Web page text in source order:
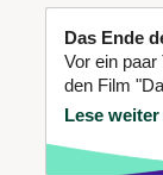
Das Ende
Vor ein paar
den Film
Lese